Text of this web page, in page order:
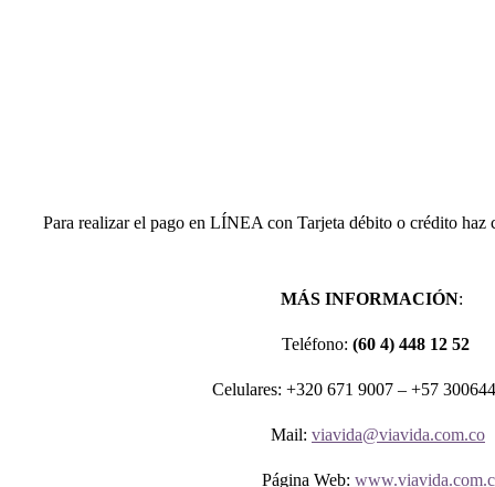
Para realizar el pago en LÍNEA con Tarjeta débito o crédito
MÁS INFORMACIÓN:
Teléfono: (60 4) 448 12 52
Celulares: +320 671 9007 – +57
Mail: viavida@viavida.com.co
Página Web: